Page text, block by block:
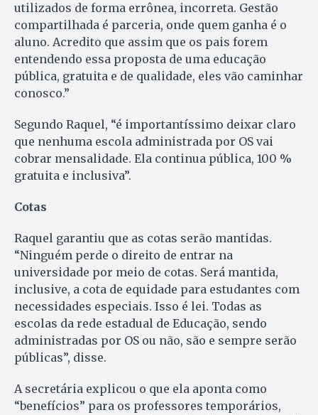
utilizados de forma errônea, incorreta. Gestão
compartilhada é parceria, onde quem ganha é o
aluno. Acredito que assim que os pais forem
entendendo essa proposta de uma educação
pública, gratuita e de qualidade, eles vão caminhar
conosco.”
Segundo Raquel, “é importantíssimo deixar claro
que nenhuma escola administrada por OS vai
cobrar mensalidade. Ela continua pública, 100 %
gratuita e inclusiva”.
Cotas
Raquel garantiu que as cotas serão mantidas.
“Ninguém perde o direito de entrar na
universidade por meio de cotas. Será mantida,
inclusive, a cota de equidade para estudantes com
necessidades especiais. Isso é lei. Todas as
escolas da rede estadual de Educação, sendo
administradas por OS ou não, são e sempre serão
públicas”, disse.
A secretária explicou o que ela aponta como
“benefícios” para os professores temporários,